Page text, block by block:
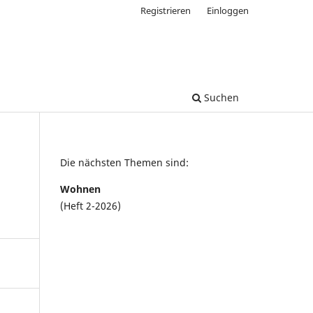
Suchen
Registrieren Einloggen
Die nächsten Themen sind:
Wohnen
(Heft 2-2026)